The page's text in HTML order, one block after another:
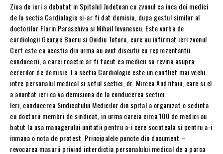
Ziua de ieri a debutat in Spitalul Judetean cu zvonul ca inca doi medici
de la sectia Cardiologie si-ar fi dat demisia, dupa gestul similar al
doctorilor Florin Paraschiva si Mihail Iovanescu. Este vorba de
cardiologii George Boeru si Ovidiu Totora, care au infirmat ieri zvonul.
Cert este ca acestia din urma au avut discutii cu reprezentantii
conducerii, a carei reactie ar fi facut ca medicii sa revina asupra
cererilor de demisie. La sectia Cardiologie este un conflict mai vechi
intre personalul medical si seful sectiei, dr. Mircea Andritoiu, care si el
a anuntat ieri ca va demisiona de la conducerea sectiei.
Ieri, conducerea Sindicatului Medicilor din spital a organizat o sedinta
cu doctorii membri de sindicat, in urma careia circa 100 de medici au
batut la usa managerului unitatii pentru a-i cere socoteala si pentru a-i
inmana o nota de protest. Principalele puncte din document –
revocarea masurii privind interdictia personalului medical de a parca